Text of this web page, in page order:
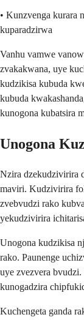
• Kunzvenga kurara
kuparadzirwa
Vanhu vamwe
zvakakwana, uye
kudzikisa kubuda
kubuda
kunogona kubatsira
Unogona
Nzira dzekudzivirira
maviri. Kudzivirira
zvebvudzi rako
yekudzivirira
Unogona kudzikisa
rako. Paunenge
uye zvezvera
kunogadzira
Kuchengeta ganda